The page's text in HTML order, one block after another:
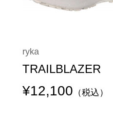
ryka
TRAILBLAZER
¥12,100 （税込）